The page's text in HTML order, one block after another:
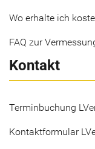
Wo erhalte ich
FAQ zur
Kontakt
Terminbuchung
Kontaktformular